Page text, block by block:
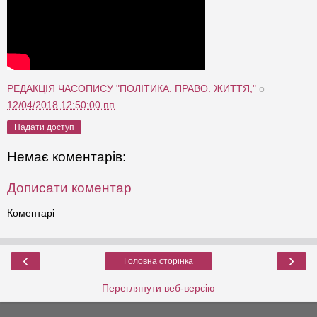
РЕДАКЦІЯ ЧАСОПИСУ "ПОЛІТИКА. ПРАВО. ЖИТТЯ," о
12/04/2018 12:50:00 пп
Надати доступ
Немає коментарів:
Дописати коментар
Коментарі
‹ ›
Головна сторінка
Переглянути веб-версію